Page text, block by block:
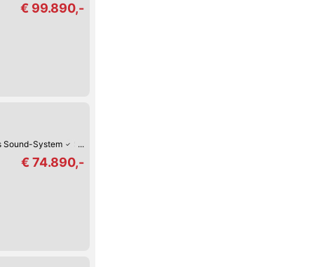
€ 99.890,-
Sound-System Sitz-Belüftung
€ 74.890,-